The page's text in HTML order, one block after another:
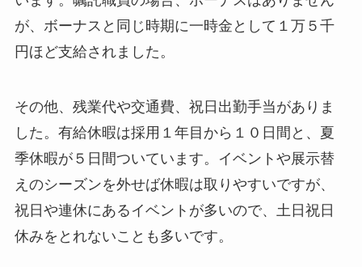
が、ボーナスと同じ時期に一時金として１万５千
円ほど支給されました。
その他、残業代や交通費、祝日出勤手当がありま
した。有給休暇は採用１年目から１０日間と、夏
季休暇が５日間ついています。イベントや展示替
えのシーズンを外せば休暇は取りやすいですが、
祝日や連休にあるイベントが多いので、土日祝日
休みをとれないことも多いです。